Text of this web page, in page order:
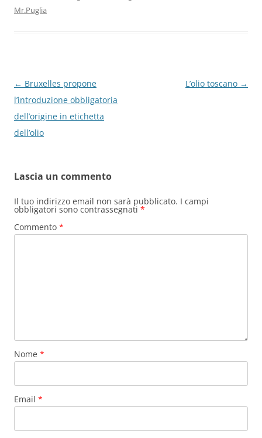
Mr.Puglia
Navigazione
articolo
← Bruxelles propone
l’introduzione obbligatoria
dell’origine in etichetta
dell’olio
L’olio toscano →
Lascia un commento
Il tuo indirizzo email non sarà pubblicato. I campi
obbligatori sono contrassegnati *
Commento *
Nome *
Email *